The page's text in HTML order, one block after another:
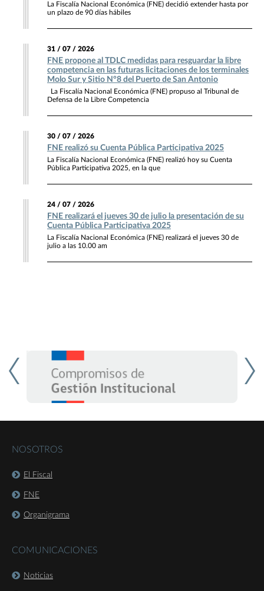
La Fiscalía Nacional Económica (FNE) decidió extender hasta por
un plazo de 90 días hábiles
31 / 07 / 2026
FNE propone al TDLC medidas para resguardar la libre
competencia en las futuras licitaciones de los terminales
Molo Sur y Sitio N°8 del Puerto de San Antonio
La Fiscalía Nacional Económica (FNE) propuso al Tribunal de
Defensa de la Libre Competencia
30 / 07 / 2026
FNE realizó su Cuenta Pública Participativa 2025
La Fiscalía Nacional Económica (FNE) realizó hoy su Cuenta
Pública Participativa 2025, en la que
24 / 07 / 2026
FNE realizará el jueves 30 de julio la presentación de su
Cuenta Pública Participativa 2025
La Fiscalía Nacional Económica (FNE) realizará el jueves 30 de
julio a las 10.00 am
NOSOTROS
El Fiscal
FNE
Organigrama
COMUNICACIONES
Noticias